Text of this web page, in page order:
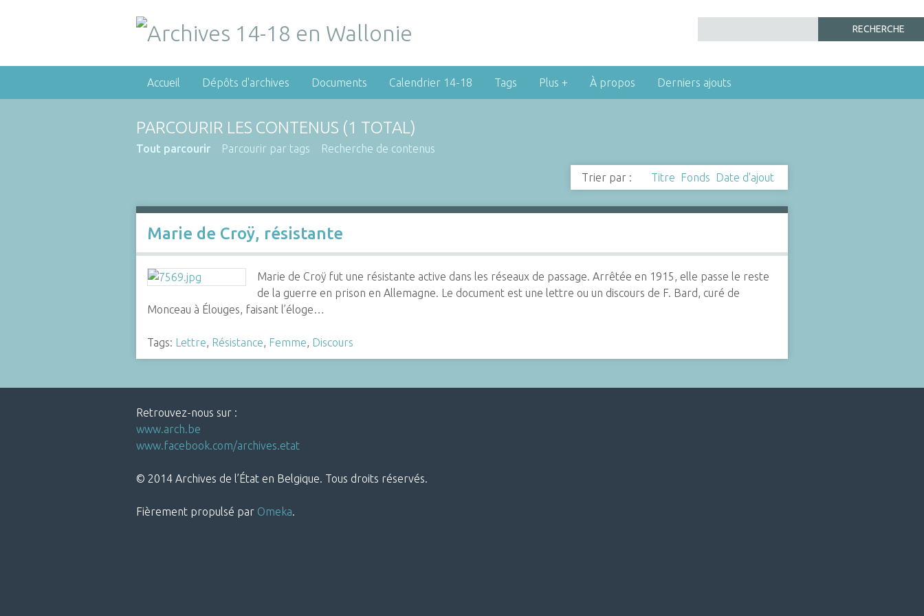
Accueil Dépôts d'archives Documents Calendrier 14-18 Tags Plus + À propos Derniers ajouts
PARCOURIR LES CONTENUS (1 TOTAL)
Tout parcourir Parcourir par tags Recherche de contenus
Trier par : Titre Fonds Date d'ajout
Marie de Croÿ, résistante
Marie de Croÿ fut une résistante active dans les réseaux de passage. Arrêtée en 1915, elle passe le reste
de la guerre en prison en Allemagne. Le document est une lettre ou un discours de F. Bard, curé de
Monceau à Élouges, faisant l’éloge…
Tags: Lettre, Résistance, Femme, Discours
Retrouvez-nous sur :
www.arch.be
www.facebook.com/archives.etat
© 2014 Archives de l’État en Belgique. Tous droits réservés.
Fièrement propulsé par Omeka.